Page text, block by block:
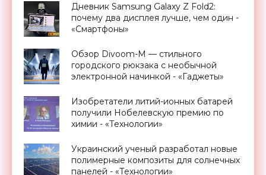
Дневник Samsung Galaxy Z Fold2:
почему два дисплея лучше, чем один -
«Смартфоны»
Обзор Divoom-M — стильного
городского рюкзака с необычной
электронной начинкой - «Гаджеты»
Изобретатели литий-ионных батарей
получили Нобелевскую премию по
химии - «Технологии»
Украинский ученый разработал новые
полимерные композиты для солнечных
панелей - «Технологии»